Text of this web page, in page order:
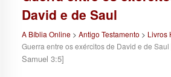
David e de Saul
A Bíblia Online> Antigo Testamento > Livros
Guerra entre os exércitos de David e de Saul
Samuel 3:5]